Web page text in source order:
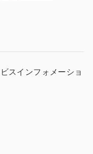
スインフォメーショ